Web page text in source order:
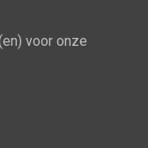
voor onze